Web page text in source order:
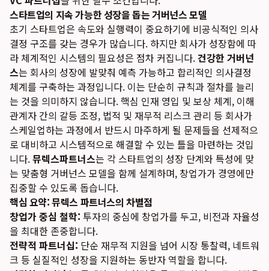
스타트업의 지속 가능한 성장을 돕는 거버넌스 모델
초기 스타트업은 속도와 실행력이 중요하기에 비공식적인 의사
결정 구조를 갖는 경우가 많습니다. 하지만 회사가 성장함에 따
라 체계적인 시스템의 필요성은 점차 커집니다.건강한 거버넌
스는 회사의 성장에 발맞춰 예측 가능하고 합리적인 의사결정
체계를 구축하는 과정입니다. 이는 단순히 규칙과 절차를 늘리
는 것을 의미하지 않습니다. 핵심 인재 영입 및 보상 체계, 이해
관계자 간의 갈등 조정, 법적 및 재무적 리스크 관리 등 회사가
스케일업하는 과정에서 반드시 마주하게 될 문제들을 선제적으
로 대비하고 시스템적으로 해결할 수 있는 틀을 마련하는 것입
니다.뮤렉스파트너스는 각 스타트업의 성장 단계와 특성에 맞
는 맞춤형 거버넌스 모델을 함께 설계하며, 창업가가 경영에만
집중할 수 있도록 돕습니다.
핵심 요약: 뮤렉스 파트너스의 차별점
창업가 중심 철학: 투자의 중심에 창업가를 두고, 비전과 자율성
을 최대한 존중합니다.
전략적 파트너십: 단순 재무적 지원을 넘어 시장 통찰력, 네트워
크 등 실질적인 성장을 지원하는 동반자 역할을 합니다.